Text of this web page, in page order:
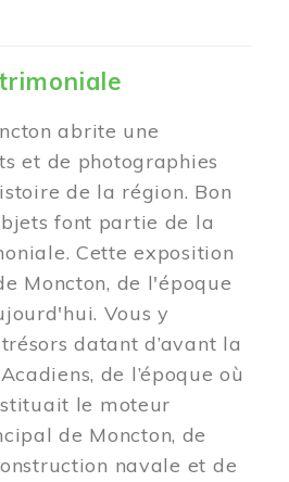
abrite une
et de photographies
de la région. Bon
font partie de la
Cette exposition
Moncton, de l'époque
Vous y
datant d’avant la
de l’époque où
le moteur
de Moncton, de
navale et de